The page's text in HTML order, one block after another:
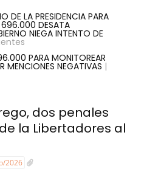
DE LA PRESIDENCIA PARA
696.000 DESATA
NIEGA INTENTO DE
PARA MONITOREAR
MENCIONES NEGATIVAS |
dos penales
la Libertadores al
2026